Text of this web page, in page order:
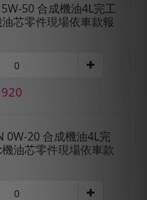
5W-50 合成機油4L完工
芯零件現場依車款報
0W-20 合成機油4L完
油芯零件現場依車款